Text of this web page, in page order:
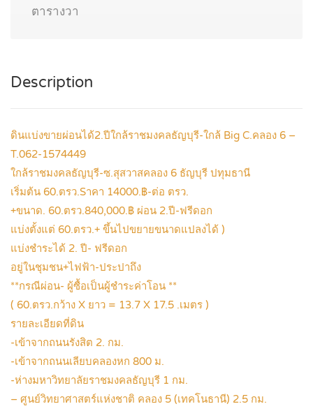
ตารางวา
Description
ดินแบ่งขายผ่อนได้2.ปีใกล้ราชมงคลธัญบุรี-ใกล้ Big C.คลอง 6 –
T.062-1574449
ใกล้ราชมงคลธัญบุรี-ซ.สุสวาสคลอง 6 ธัญบุรี ปทุมธานี
เริ่มต้น 60.ตรว.Sาคา 14000.฿-ต่อ ตรว.
+ขนาด. 60.ตรว.840,000.฿ ผ่อน 2.ปี-ฟรีดอก
แบ่งตั้งแต่ 60.ตรว.+ ขึ้นไปขยายขนาดแปลงได้ )
แบ่งชำระได้ 2. ปี- ฟรีดอก
อยู่ในชุมชน+ไฟฟ้า-ประปาถึง
**กรณีผ่อน- ผู้ซื้อเป็นผู้ชำระค่าโอน **
( 60.ตรว.กว้าง X ยาว = 13.7 X 17.5 .เมตร )
รายละเอียดที่ดิน
-เข้าจากถนนรังสิต 2. กม.
-เข้าจากถนนเลียบคลองหก 800 ม.
-ห่างมหาวิทยาลัยราชมงคลธัญบุรี 1 กม.
– ศูนย์วิทยาศาสตร์แห่งชาติ คลอง 5 (เทคโนธานี) 2.5 กม.